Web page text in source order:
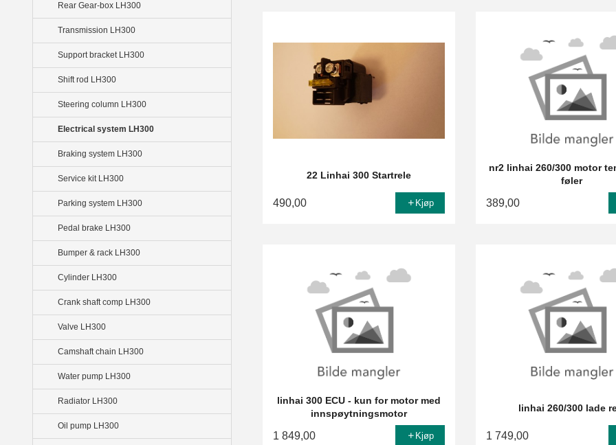
Rear Gear-box LH300
Transmission LH300
Support bracket LH300
Shift rod LH300
Steering column LH300
Electrical system LH300
Braking system LH300
Service kit LH300
Parking system LH300
Pedal brake LH300
Bumper & rack LH300
Cylinder LH300
Crank shaft comp LH300
Valve LH300
Camshaft chain LH300
Water pump LH300
Radiator LH300
Oil pump LH300
22 Linhai 300 Startrele
490,00 Kjøp
nr2 linhai 260/300 motor
føler
389,00
linhai 300 ECU - kun for motor med
innspøytningsmotor
1 849,00 Kjøp
linhai 260/300 lade
1 749,00